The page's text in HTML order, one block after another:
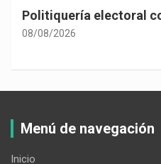
Politiquería electoral
08/08/2026
Menú de navegación
Inicio